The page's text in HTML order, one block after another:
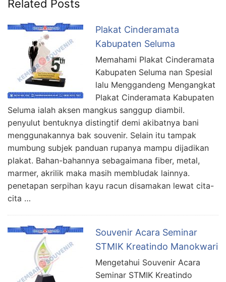
Related Posts
Plakat Cinderamata
Kabupaten Seluma
Memahami Plakat Cinderamata
Kabupaten Seluma nan Spesial
lalu Menggandeng Mengangkat
Plakat Cinderamata Kabupaten
Seluma ialah aksen mangkus sanggup diambil.
penyulut bentuknya distingtif demi akibatnya bani
menggunakannya bak souvenir. Selain itu tampak
mumbung subjek panduan rupanya mampu dijadikan
plakat. Bahan-bahannya sebagaimana fiber, metal,
marmer, akrilik maka masih membludak lainnya.
penetapan serpihan kayu racun disamakan lewat cita-
cita …
Souvenir Acara Seminar
STMIK Kreatindo Manokwari
Mengetahui Souvenir Acara
Seminar STMIK Kreatindo